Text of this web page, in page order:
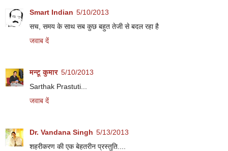
Smart Indian 5/10/2013
सच, समय के साथ सब कुछ बहुत तेजी से बदल रहा है
जवाब दें
मन्टू कुमार 5/10/2013
Sarthak Prastuti...
जवाब दें
Dr. Vandana Singh 5/13/2013
शहरीकरण की एक बेहतरीन प्रस्तुति....